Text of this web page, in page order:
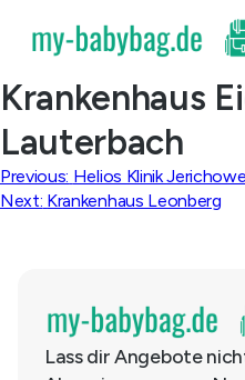
content
Krankenhaus
Lauterbach
Previous: Helios Klinik
Next: Krankenhaus Leonberg
Lass dir Angebote